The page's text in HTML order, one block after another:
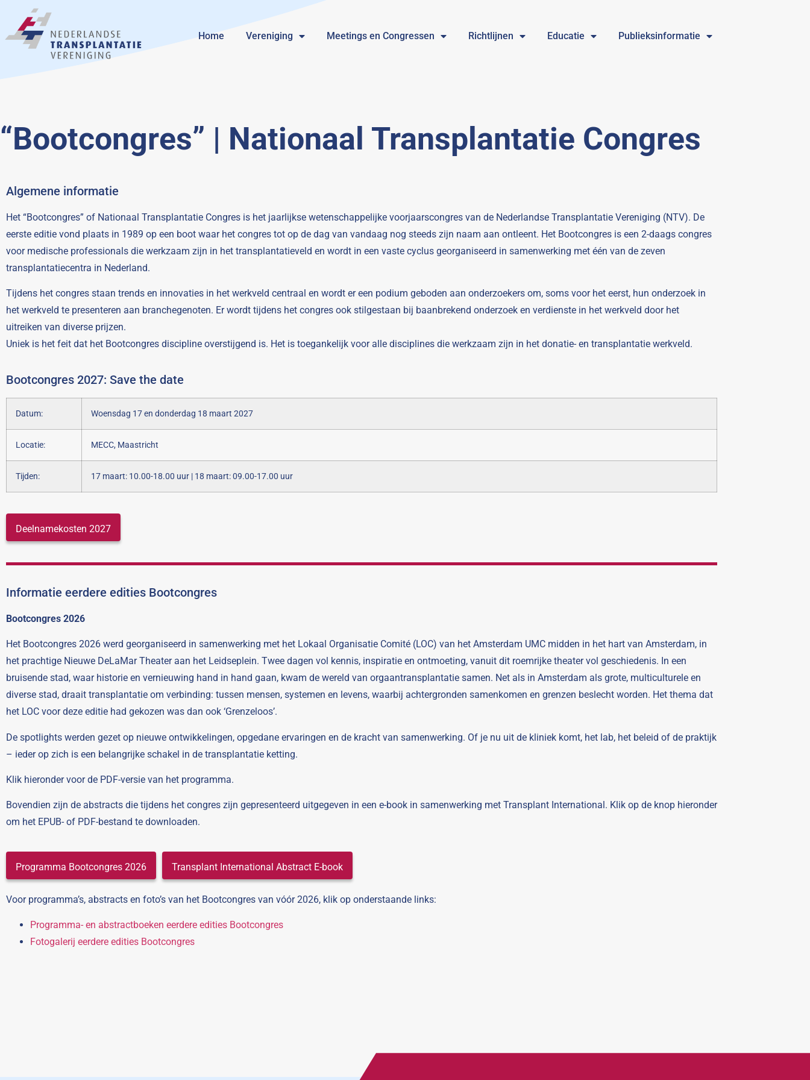
Home Vereniging Meetings en Congressen Richtlijnen Educatie Publieksinformatie
“Bootcongres” | Nationaal Transplantatie Congres
Algemene informatie
Het “Bootcongres” of Nationaal Transplantatie Congres is het jaarlijkse wetenschappelijke voorjaarscongres van de Nederlandse Transplantatie Vereniging (NTV). De
eerste editie vond plaats in 1989 op een boot waar het congres tot op de dag van vandaag nog steeds zijn naam aan ontleent. Het Bootcongres is een 2-daags congres
voor medische professionals die werkzaam zijn in het transplantatieveld en wordt in een vaste cyclus georganiseerd in samenwerking met één van de zeven
transplantatiecentra in Nederland.
Tijdens het congres staan trends en innovaties in het werkveld centraal en wordt er een podium geboden aan onderzoekers om, soms voor het eerst, hun onderzoek in
het werkveld te presenteren aan branchegenoten. Er wordt tijdens het congres ook stilgestaan bij baanbrekend onderzoek en verdienste in het werkveld door het
uitreiken van diverse prijzen.
Uniek is het feit dat het Bootcongres discipline overstijgend is. Het is toegankelijk voor alle disciplines die werkzaam zijn in het donatie- en transplantatie werkveld.
Bootcongres 2027: Save the date
Datum: Woensdag 17 en donderdag 18 maart 2027
Locatie: MECC, Maastricht
Tijden: 17 maart: 10.00-18.00 uur | 18 maart: 09.00-17.00 uur
Deelnamekosten 2027
Informatie eerdere edities Bootcongres
Bootcongres 2026
Het Bootcongres 2026 werd georganiseerd in samenwerking met het Lokaal Organisatie Comité (LOC) van het Amsterdam UMC midden in het hart van Amsterdam, in
het prachtige Nieuwe DeLaMar Theater aan het Leidseplein. Twee dagen vol kennis, inspiratie en ontmoeting, vanuit dit roemrijke theater vol geschiedenis. In een
bruisende stad, waar historie en vernieuwing hand in hand gaan, kwam de wereld van orgaantransplantatie samen. Net als in Amsterdam als grote, multiculturele en
diverse stad, draait transplantatie om verbinding: tussen mensen, systemen en levens, waarbij achtergronden samenkomen en grenzen beslecht worden. Het thema dat
het LOC voor deze editie had gekozen was dan ook ‘Grenzeloos’.
De spotlights werden gezet op nieuwe ontwikkelingen, opgedane ervaringen en de kracht van samenwerking. Of je nu uit de kliniek komt, het lab, het beleid of de praktijk
– ieder op zich is een belangrijke schakel in de transplantatie ketting.
Klik hieronder voor de PDF-versie van het programma.
Bovendien zijn de abstracts die tijdens het congres zijn gepresenteerd uitgegeven in een e-book in samenwerking met Transplant International. Klik op de knop hieronder
om het EPUB- of PDF-bestand te downloaden.
Programma Bootcongres 2026 Transplant International Abstract E-book
Voor programma’s, abstracts en foto’s van het Bootcongres van vóór 2026, klik op onderstaande links:
Programma- en abstractboeken eerdere edities Bootcongres
Fotogalerij eerdere edities Bootcongres